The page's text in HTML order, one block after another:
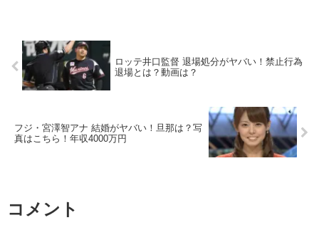
ロッテ井口監督 退場処分がヤバい！禁止行為
退場とは？動画は？
フジ・宮澤智アナ 結婚がヤバい！旦那は？写
真はこちら！年収4000万円
コメント